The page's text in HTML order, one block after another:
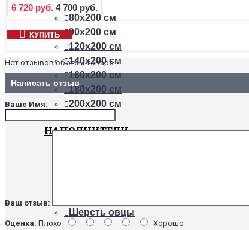
80х200 см
90х200 см
120х200 см
140х200 см
160х200 см
180х200 см
200х200 см
НАПОЛНИТЕЛИ
Шерсть овцы
6 720 руб. 4 700 руб.
КУПИТЬ
Нет отзывов об этом товаре.
Написать отзыв
Ваше Имя:
Ваш отзыв:
Оценка: Плохо Хорошо